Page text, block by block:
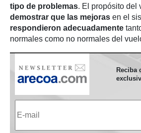
tipo de problemas. El propósito del
demostrar que las mejoras en el
respondieron adecuadamente
normales como no normales del
Reciba